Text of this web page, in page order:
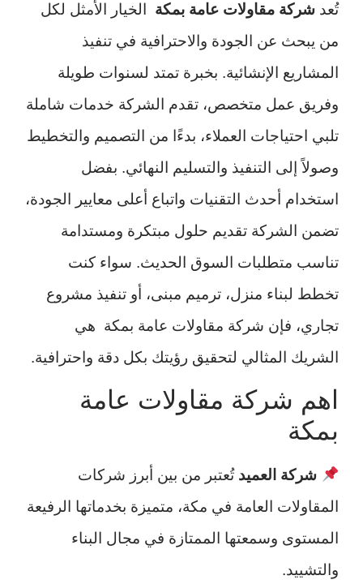
تُعد شركة مقاولات عامة بمكة الخيار الأمثل لكل
من يبحث عن الجودة والاحترافية في تنفيذ
المشاريع الإنشائية. بخبرة تمتد لسنوات طويلة
وفريق عمل متخصص، تقدم الشركة خدمات شاملة
تلبي احتياجات العملاء، بدءًا من التصميم والتخطيط
وصولاً إلى التنفيذ والتسليم النهائي. بفضل
استخدام أحدث التقنيات واتباع أعلى معايير الجودة،
تضمن الشركة تقديم حلول مبتكرة ومستدامة
تناسب متطلبات السوق الحديث. سواء كنت
تخطط لبناء منزل، ترميم مبنى، أو تنفيذ مشروع
تجاري، فإن شركة مقاولات عامة بمكة هي
الشريك المثالي لتحقيق رؤيتك بكل دقة واحترافية.
اهم شركة مقاولات عامة
بمكة
شركة العميد تُعتبر من بين أبرز شركات
المقاولات العامة في مكة، متميزة بخدماتها الرفيعة
المستوى وسمعتها الممتازة في مجال البناء
والتشييد.